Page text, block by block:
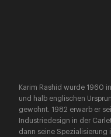
Karim Rashid wurde 1960
und halb englischen
gewohnt. 1982 erwarb er
Industriedesign in der
dann seine Spezialisierung